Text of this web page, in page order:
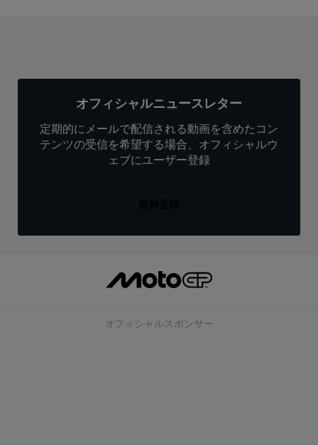
オフィシャルニュースレター
定期的にメールで配信される動画を含めたコン
テンツの受信を希望する場合、オフィシャルウ
ェブにユーザー登録
オフィシャルスポンサー